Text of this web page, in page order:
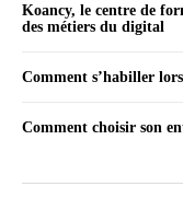
Koancy, le centre de
des métiers du digital
Comment s’habiller
Comment choisir son